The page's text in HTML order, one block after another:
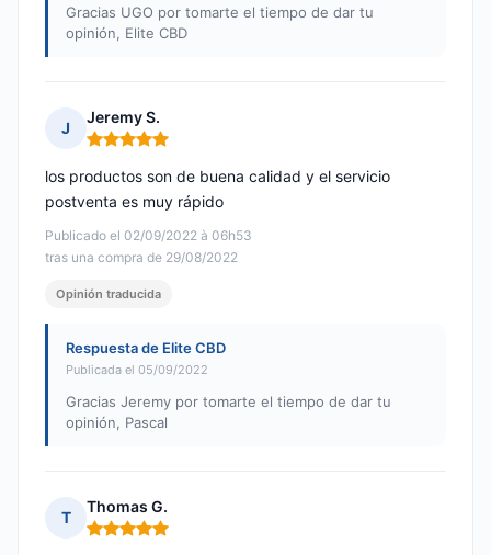
Gracias UGO por tomarte el tiempo de dar tu
opinión, Elite CBD
J
Jeremy S.
Nota: 5 de 5
Publicado el 02/09/2022 à 06h53
tras una compra de 29/08/2022
los productos son de buena calidad y el servicio
postventa es muy rápido
Opinión traducida
Respuesta de Elite CBD
Publicada el 05/09/2022
Gracias Jeremy por tomarte el tiempo de dar tu
opinión, Pascal
T
Thomas G.
Nota: 5 de 5